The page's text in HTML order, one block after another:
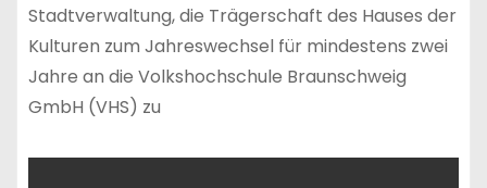
Stadtverwaltung, die Trägerschaft des Hauses der
Kulturen zum Jahreswechsel für mindestens zwei
Jahre an die Volkshochschule Braunschweig
GmbH (VHS) zu